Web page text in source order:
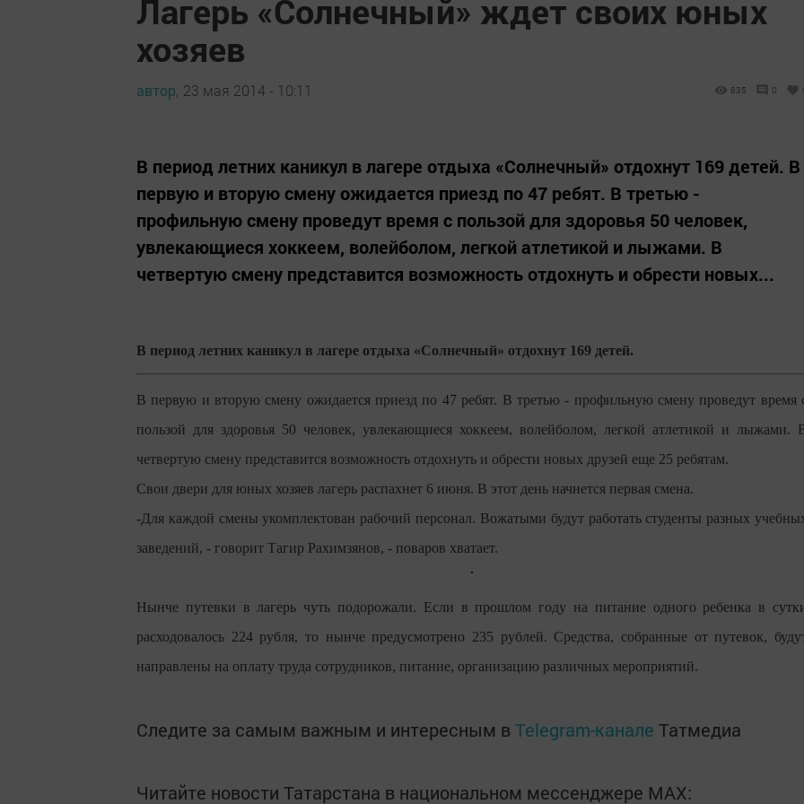
Лагерь «Солнечный» ждет своих юных
хозяев
автор, 23 мая 2014 - 10:11 835 0
В период летних каникул в лагере отдыха «Солнечный» отдохнут 169 детей. В
первую и вторую смену ожидается приезд по 47 ребят. В третью -
профильную смену проведут время с пользой для здоровья 50 человек,
увлекающиеся хоккеем, волейболом, легкой атлетикой и лыжами. В
четвертую смену представится возможность отдохнуть и обрести новых...
В период летних каникул в лагере отдыха «Солнечный» отдохнут 169 детей.
В первую и вторую смену ожидается приезд по 47 ребят. В третью - профильную смену проведут время
пользой для здоровья 50 человек, увлекающиеся хоккеем, волейболом, легкой атлетикой и лыжами.
четвертую смену представится возможность отдохнуть и обрести новых друзей еще 25 ребятам.
Свои двери для юных хозяев лагерь распахнет 6 июня. В этот день начнется первая смена.
-Для каждой смены укомплектован рабочий персонал. Вожатыми будут работать студенты разных
заведений, - говорит Тагир Рахимзянов, - поваров хватает.
Нынче путевки в лагерь чуть подорожали. Если в прошлом году на питание одного ребенка в
расходовалось 224 рубля, то нынче предусмотрено 235 рублей. Средства, собранные от путевок,
направлены на оплату труда сотрудников, питание, организацию различных мероприятий.
Следите за самым важным и интересным в Telegram-канале Татмедиа
Читайте новости Татарстана в национальном мессенджере MАХ: